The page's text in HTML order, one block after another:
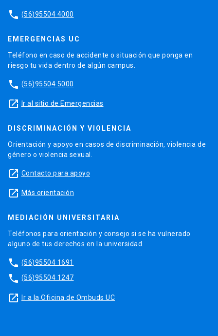
phone (56)95504 4000
EMERGENCIAS UC
Teléfono en caso de accidente o situación que ponga en
riesgo tu vida dentro de algún campus.
phone (56)95504 5000
launch Ir al sitio de Emergencias
DISCRIMINACIÓN Y VIOLENCIA
Orientación y apoyo en casos de discriminación, violencia de
género o violencia sexual.
launch Contacto para apoyo
launch Más orientación
MEDIACIÓN UNIVERSITARIA
Teléfonos para orientación y consejo si se ha vulnerado
alguno de tus derechos en la universidad.
phone (56)95504 1691
phone (56)95504 1247
launch Ir a la Oficina de Ombuds UC